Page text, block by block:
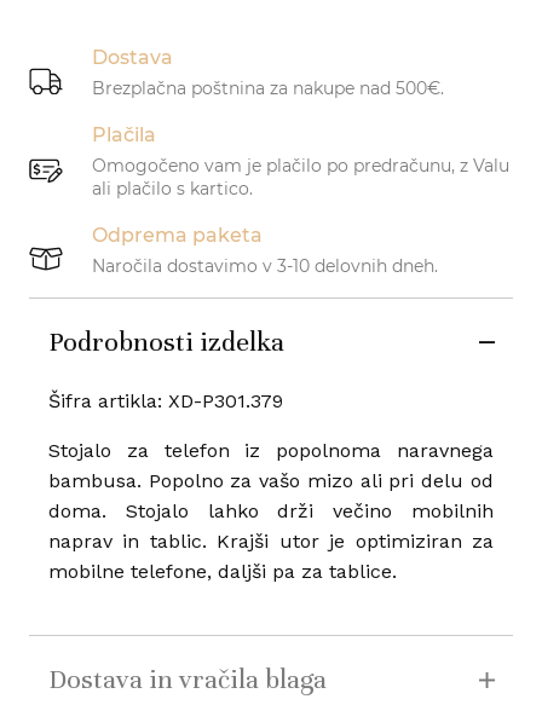
Dostava
Brezplačna poštnina za nakupe nad 500€.
Plačila
Omogočeno vam je plačilo po predračunu, z Valu
ali plačilo s kartico.
Odprema paketa
Naročila dostavimo v 3-10 delovnih dneh.
Podrobnosti izdelka
Šifra artikla: XD-P301.379
Stojalo za telefon iz popolnoma naravnega
bambusa. Popolno za vašo mizo ali pri delu od
doma. Stojalo lahko drži večino mobilnih
naprav in tablic. Krajši utor je optimiziran za
mobilne telefone, daljši pa za tablice.
Dostava in vračila blaga